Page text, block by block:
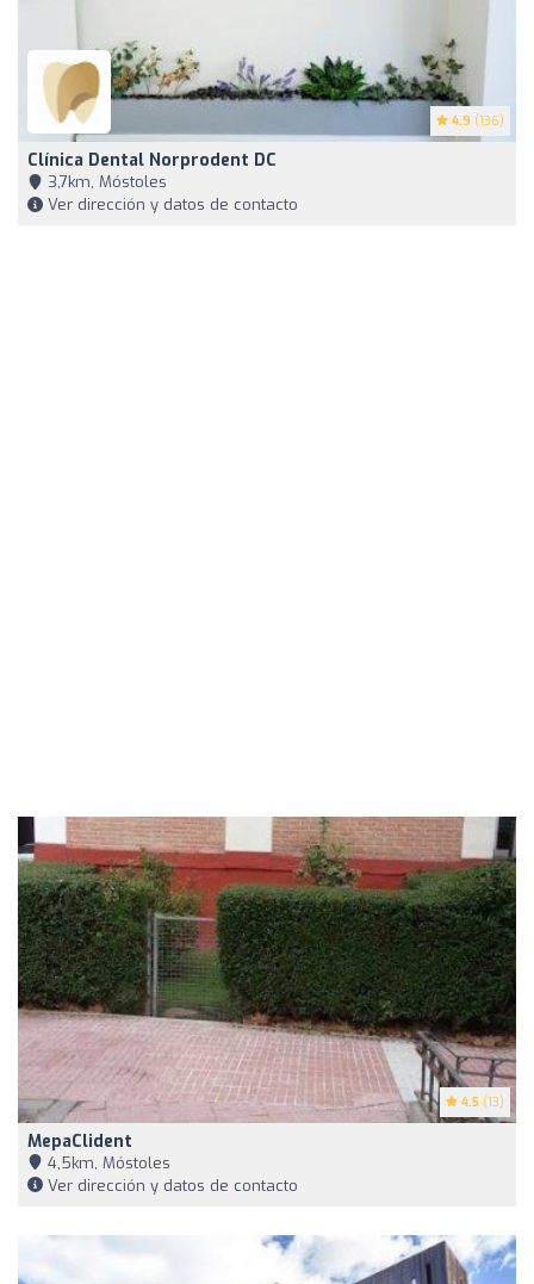
4.9 (136)
Clínica Dental Norprodent DC
3,7km, Móstoles
Ver dirección y datos de contacto
4.5 (13)
MepaClident
4,5km, Móstoles
Ver dirección y datos de contacto